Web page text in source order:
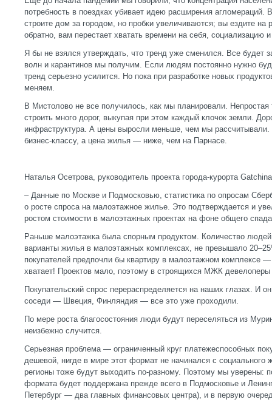
потребность в поездках убивает идею расширения агломераций.
строите дом за городом, но пробки увеличиваются; вы ездите на
обратно, вам перестает хватать времени на себя, социализацию
Я бы не взялся утверждать, что тренд уже сменился. Все будет
волн и карантинов мы получим. Если людям постоянно нужно
тренд серьезно усилится. Но пока при разработке новых
меняем.
В Мистолово не все получилось, как мы планировали. Непростая
строить много дорог, выкупая при этом каждый клочок земли.
инфраструктура. А цены выросли меньше, чем мы рассчитывали.
бизнес-классу, а цена жилья — ниже, чем на Парнасе.
Наталья Осетрова, руководитель проекта города-курорта
– Данные по Москве и Подмосковью, статистика по опросам
о росте спроса на малоэтажное жилье. Это подтверждается и
ростом стоимости в малоэтажных проектах на фоне общего
Раньше малоэтажка была спорным продуктом. Количество
варианты жилья в малоэтажных комплексах, не превышало
покупателей предпочли бы квартиру в малоэтажном комплексе
хватает! Проектов мало, поэтому в строящихся МЖК
Покупательский спрос перераспределяется на наших глазах. И
соседи — Швеция, Финляндия — все это уже проходили.
По мере роста благосостояния люди будут переселяться из
неизбежно случится.
Серьезная проблема — ограниченный круг платежеспособных
дешевой, нигде в мире этот формат не начинался с социального
регионы тоже будут выходить по-разному. Поэтому мы уверены:
формата будет поддержана прежде всего в Подмосковье и
Петербург — два главных финансовых центра), и в первую